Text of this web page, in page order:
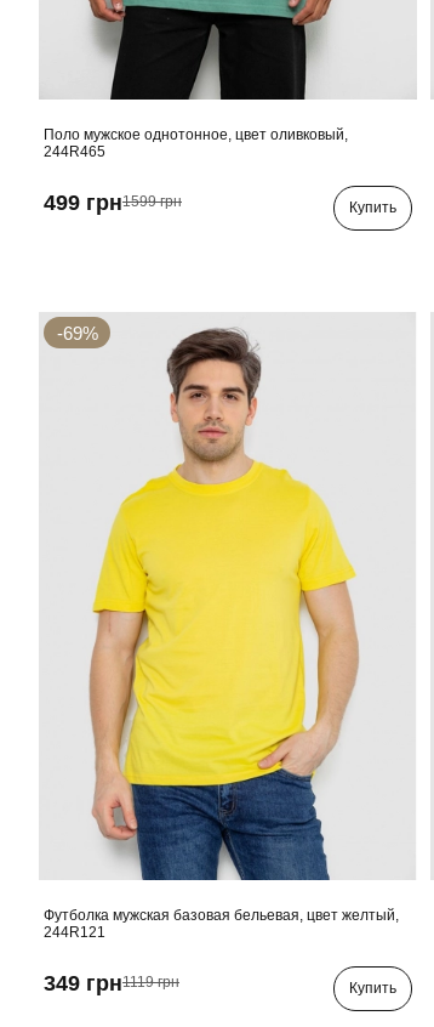
Поло мужское однотонное, цвет оливковый,
244R465
499 грн1599 грн Купить
-69%
Футболка мужская базовая бельевая, цвет желтый,
244R121
349 грн1119 грн Купить